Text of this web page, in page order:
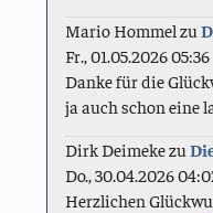
Mario Hommel zu
Fr., 01.05.2026 05:36
Danke für die
ja auch schon eine
Dirk Deimekezu
Do., 30.04.2026
Herzlichen